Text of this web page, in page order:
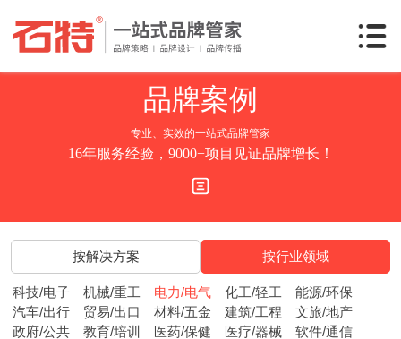
品牌案例
专业、实效的一站式品牌管家
16年服务经验，9000+项目见证品牌增长！
按解决方案 按行业领域
科技/电子 机械/重工 电力/电气 化工/轻工
能源/环保
汽车/出行
贸易/出口 材料/五金 建筑/工程
文旅/地产
政府/公共
教育/培训 医药/保健 医疗/器械
软件/通信